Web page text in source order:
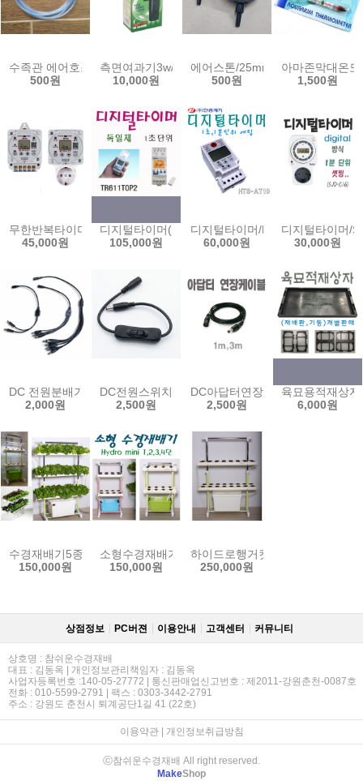
수족관 에어호스1m 5m 기포발생기 호스 수족관 어항 기포 산소 에어
500원
측면여과기3w/수질정화/수족관/수조여과기/아마존
10,000원
에어스톤/25mm/50mm/콩돌/기
500원
아마존막대온
1,500원
무한반복타이머(1초단위)/주간타이머(1분단위)/IRT16-B/IRT16-D/디
45,000원
디지털타이머(독일)/1초단위/1분단위/
105,000원
디지털타이머/HTS-AT10/1초/1
60,000원
디지털타이머/
30,000원
DC 전원분배기 2 4 8분배 CCTV 문어발 아답터 분배기
2,000원
DC전원스위치케이블 12V 온오프 버튼 연장케이블
2,500원
DC아답터연장선1m/3m/아답터
2,500원
육묘용적재상
6,000원
수경재배기5종/양액재배기 인삼수경재배기 LED수경재배기 아쿠아포
150,000원
소형수경재배기 1단 2단 3단 채소 허브 야채 인삼
150,000원
하이드로행거킷2단/3단/HGH-2/
250,000원
상점정보 PC버젼 이용안내 고객센터 커뮤니티
상호명 : 참쉬운수경재배
대표 : 김동옥 | 개인정보관리책임자 : 김동옥
사업자등록번호 :140-05-27772 | 통신판매업신고번호 : 제2011-강원춘천-0087호
전화 : 010-5599-2791 | 팩스 : 0303-3442-2791
주소 : 강원도 춘천시 퇴계공단1길 41 (22호)
이용약관| 개인정보취급방침
ⓒ참쉬운수경재배 All right reserved.
MakeShop